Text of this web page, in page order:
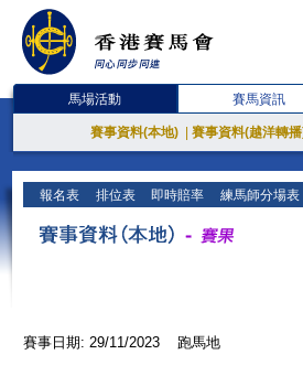
馬場活動 賽馬資訊
賽事資料(本地) 賽事資料(越洋轉
報名表 排位表 即時賠率 練馬師分場表
賽事日期: 29/11/2023 跑馬地